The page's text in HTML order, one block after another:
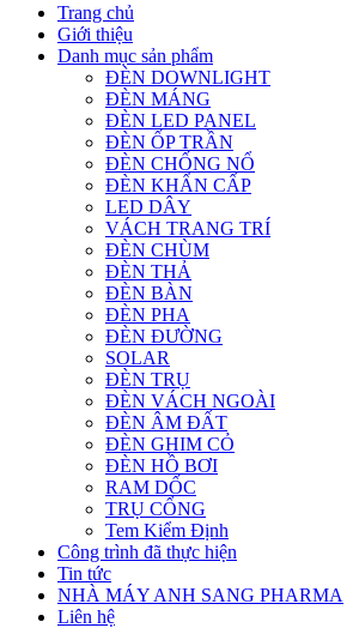
Trang chủ
Giới thiệu
Danh mục sản phẩm
ĐÈN DOWNLIGHT
ĐÈN MÁNG
ĐÈN LED PANEL
ĐÈN ỐP TRẦN
ĐÈN CHỐNG NỔ
ĐÈN KHẨN CẤP
LED DÂY
VÁCH TRANG TRÍ
ĐÈN CHÙM
ĐÈN THẢ
ĐÈN BÀN
ĐÈN PHA
ĐÈN ĐƯỜNG
SOLAR
ĐÈN TRỤ
ĐÈN VÁCH NGOÀI
ĐÈN ÂM ĐẤT
ĐÈN GHIM CỎ
ĐÈN HỒ BƠI
RAM DỐC
TRỤ CỔNG
Tem Kiểm Định
Công trình đã thực hiện
Tin tức
NHÀ MÁY ANH SANG PHARMA
Liên hệ